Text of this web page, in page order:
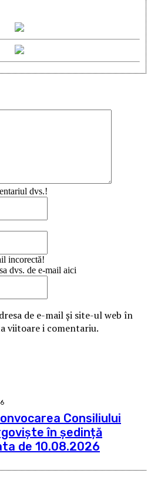
dvs.!
incorectă!
dvs. de e-mail aici
de e-mail și site-ul web în
viitoare i comentariu.
Consiliului
în ședință
de 10.08.2026